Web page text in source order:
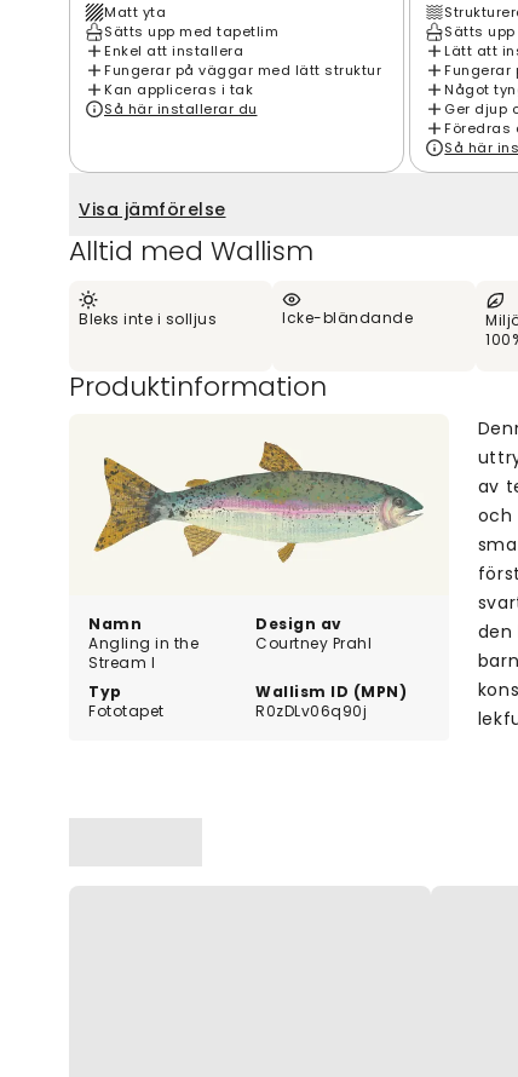
Matt yta
Sätts upp med tapetlim
Enkel att installera
Fungerar på väggar med lätt struktur
Kan appliceras i tak
Så här installerar du
Sätts
Lätt att
Något
Ger djup
Föredras
Så här
Visa jämförelse
Alltid med Wallism
Bleks inte i solljus Icke-bländande
Produktinformation
Namn
Angling in the
Stream I
Design av
Courtney Prahl
Typ
Fototapet
Wallism ID (MPN)
R0zDLv06q90j
av
och
den